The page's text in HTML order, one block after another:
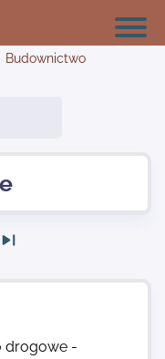
Budownictwo
drogowe -